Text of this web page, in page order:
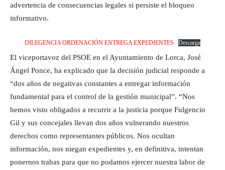
advertencia de consecuencias legales si persiste el bloqueo
informativo.
DILEGENCIA ORDENACIÓN ENTREGA EXPEDIENTES Descarga
El viceportavoz del PSOE en el Ayuntamiento de Lorca, José
Ángel Ponce, ha explicado que la decisión judicial responde a
“dos años de negativas constantes a entregar información
fundamental para el control de la gestión municipal”. “Nos
hemos visto obligados a recurrir a la justicia porque Fulgencio
Gil y sus concejales llevan dos años vulnerando nuestros
derechos como representantes públicos. Nos ocultan
información, nos niegan expedientes y, en definitiva, intentan
ponernos trabas para que no podamos ejercer nuestra labor de